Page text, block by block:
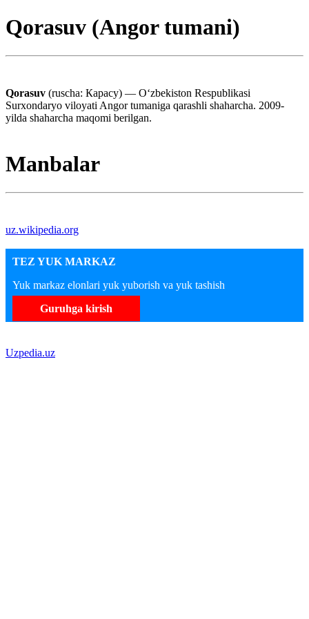
Qorasuv (Angor tumani)
Qorasuv (ruscha: Карасу) — Oʻzbekiston Respublikasi
Surxondaryo viloyati Angor tumaniga qarashli shaharcha. 2009-
yilda shaharcha maqomi berilgan.
Manbalar
uz.wikipedia.org
TEZ YUK MARKAZ
Yuk markaz elonlari yuk yuborish va yuk tashish
Guruhga kirish
Uzpedia.uz